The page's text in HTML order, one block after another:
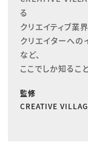
る
クリエイティブ業
クリエイターへの
など、
ここでしか知るこ
監修
CREATIVE